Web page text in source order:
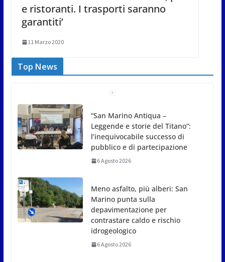
e ristoranti. I trasporti saranno
garantiti’
11 Marzo 2020
Top News
Meno asfalto, più alberi: San
Marino punta sulla
depavimentazione per
contrastare caldo e rischio
idrogeologico
San Marino. USL: l’inferno di
Marcinelle diventi monito e
memoria collettiva
6 Agosto 2026